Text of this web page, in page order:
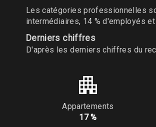
Les catégories professionnelles
intermédiaires, 14 % d'employés
Derniers chiffres
D'après les derniers chiffres du
Appartements
17 %